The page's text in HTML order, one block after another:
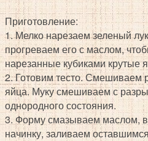
Приготовление:
1. Мелко нарезаем зеленый
прогреваем его с маслом,
нарезанные кубиками крутые
2. Готовим тесто. Смешиваем
яйца. Муку смешиваем с
однородного состояния.
3. Форму смазываем маслом,
начинку, заливаем